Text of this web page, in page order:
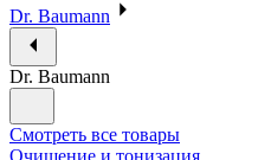
Dr. Baumann
Dr. Baumann
Смотреть все товары
Очищение и тонизация